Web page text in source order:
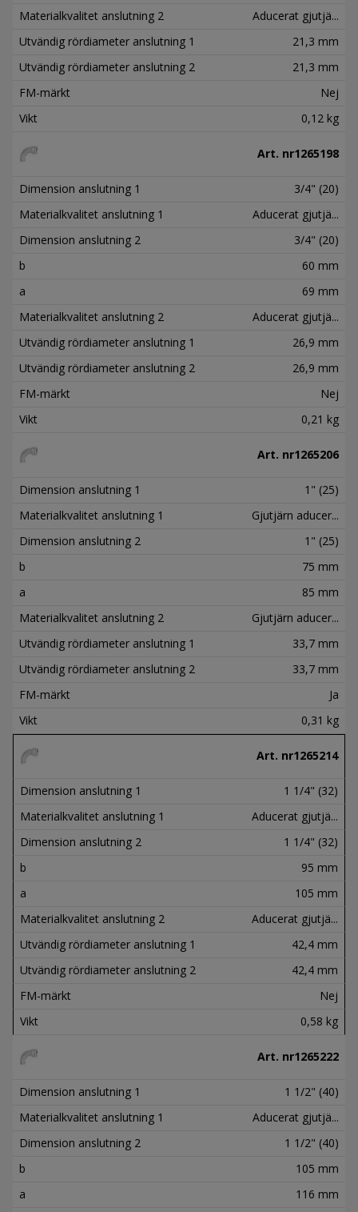
Materialkvalitet anslutning 2
Aducerat gjutjä...
Utvändig rördiameter anslutning 1
21,3 mm
Utvändig rördiameter anslutning 2
21,3 mm
FM-märkt
Nej
Vikt
0,12 kg
Art. nr1265198
Dimension anslutning 1
3/4" (20)
Materialkvalitet anslutning 1
Aducerat gjutjä...
Dimension anslutning 2
3/4" (20)
b
60 mm
a
69 mm
Materialkvalitet anslutning 2
Aducerat gjutjä...
Utvändig rördiameter anslutning 1
26,9 mm
Utvändig rördiameter anslutning 2
26,9 mm
FM-märkt
Nej
Vikt
0,21 kg
Art. nr1265206
Dimension anslutning 1
1" (25)
Materialkvalitet anslutning 1
Gjutjärn aducer...
Dimension anslutning 2
1" (25)
b
75 mm
a
85 mm
Materialkvalitet anslutning 2
Gjutjärn aducer...
Utvändig rördiameter anslutning 1
33,7 mm
Utvändig rördiameter anslutning 2
33,7 mm
FM-märkt
Ja
Vikt
0,31 kg
Art. nr1265214
Dimension anslutning 1
1 1/4" (32)
Materialkvalitet anslutning 1
Aducerat gjutjä...
Dimension anslutning 2
1 1/4" (32)
b
95 mm
a
105 mm
Materialkvalitet anslutning 2
Aducerat gjutjä...
Utvändig rördiameter anslutning 1
42,4 mm
Utvändig rördiameter anslutning 2
42,4 mm
FM-märkt
Nej
Vikt
0,58 kg
Art. nr1265222
Dimension anslutning 1
1 1/2" (40)
Materialkvalitet anslutning 1
Aducerat gjutjä...
Dimension anslutning 2
1 1/2" (40)
b
105 mm
a
116 mm